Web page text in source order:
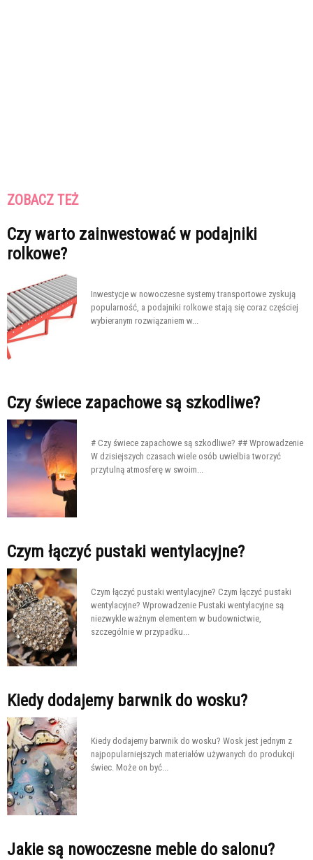
ZOBACZ TEŻ
Czy warto zainwestować w podajniki
rolkowe?
Inwestycje w nowoczesne systemy transportowe zyskują
popularność, a podajniki rolkowe stają się coraz częściej
wybieranym rozwiązaniem w...
Czy świece zapachowe są szkodliwe?
# Czy świece zapachowe są szkodliwe? ## Wprowadzenie
W dzisiejszych czasach wiele osób uwielbia tworzyć
przytulną atmosferę w swoim...
Czym łączyć pustaki wentylacyjne?
Czym łączyć pustaki wentylacyjne? Czym łączyć pustaki
wentylacyjne? Wprowadzenie Pustaki wentylacyjne są
niezwykle ważnym elementem w budownictwie,
szczególnie w przypadku...
Kiedy dodajemy barwnik do wosku?
Kiedy dodajemy barwnik do wosku? Wosk jest jednym z
najpopularniejszych materiałów używanych do produkcji
świec. Może on być...
Jakie są nowoczesne meble do salonu?